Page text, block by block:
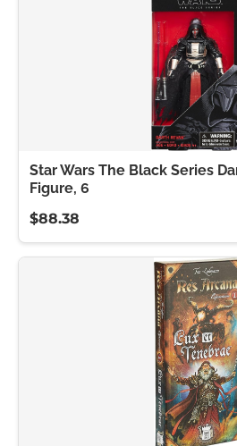
Star Wars The Black Series
Figure, 6
$88.38